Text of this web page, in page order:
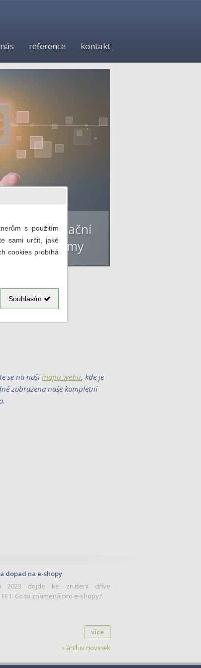
kontakt
reference
informační
systémy
se na našimapu webu, kde je
zobrazena naše kompletní
dopad na e-shopy
2023 dojde ke zrušení dříve
Co to znamená pro e-shopy?
více
» archiv novinek
s použitím
sami určit, jaké
cookies probíhá
Souhlasím